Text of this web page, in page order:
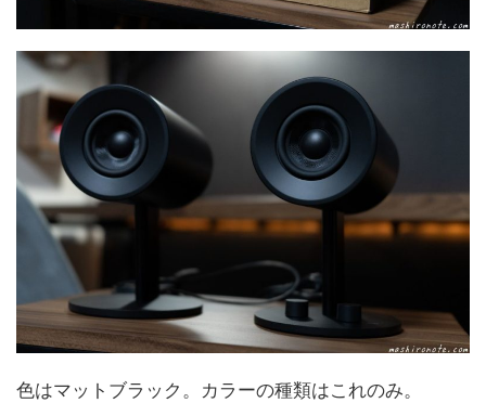
色はマットブラック。カラーの種類はこれのみ。